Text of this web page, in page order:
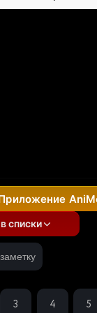
списки
3 4 5